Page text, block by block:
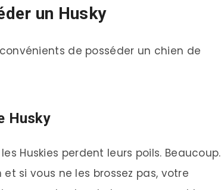
un Husky
de posséder un chien de
Husky
Huskies perdent leurs poils. Beaucoup.
si vous ne les brossez pas, votre